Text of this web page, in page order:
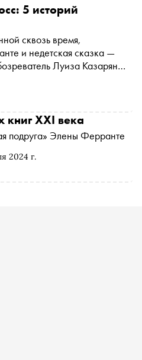
5 историй
сквозь время,
и недетская сказка —
Луиза Казарян
2024 г.
XXI века
подруга» Элены Ферранте